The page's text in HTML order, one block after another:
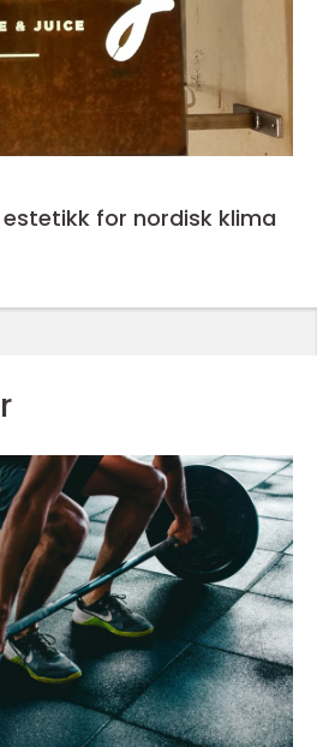
robust estetikk for nordisk klima